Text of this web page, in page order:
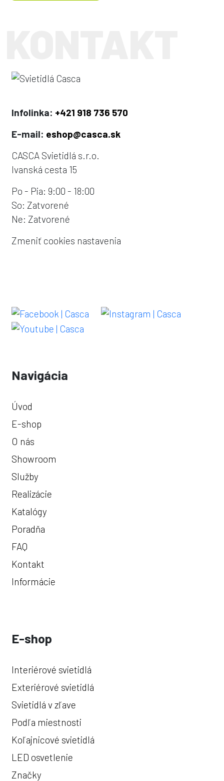
Infolinka: +421 918 736 570
E-mail: eshop@casca.sk
CASCA Svietidlá s.r.o.
Ivanská cesta 15
Po - Pia: 9:00 - 18:00
So: Zatvorené
Ne: Zatvorené
Zmeniť cookies nastavenia
Navigácia
Úvod
E-shop
O nás
Showroom
Služby
Realizácie
Katalógy
Poradňa
FAQ
Kontakt
Informácie
E-shop
Interiérové svietidlá
Exteriérové svietidlá
Svietidlá v zľave
Podľa miestnosti
Koľajnicové svietidlá
LED osvetlenie
Značky